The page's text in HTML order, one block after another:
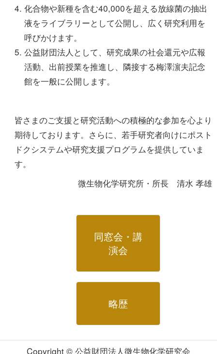
化合物や新種を含む40,000を超える放線菌の抽出
液をライブラリーとして公開し、広く研究利用を
呼びかけます。
公益財団法人として、研究成果の社会還元や広報
活動、出前授業を推進し、隣接する梅澤濵夫記念
館を一般に公開します。
皆さまのご支援と研究活動への積極的な参加を心より
期待しております。さらに、若手研究者向けにポスト
ドクシステムや研究支援プログラムを提供していま
す。
微生物化学研究所・所長 清水 孝雄
同窓会・講
演会
略歴
Copyright © 公益財団法人微生物化学研究会